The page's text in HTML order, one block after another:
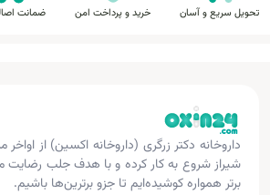
تحویل سریع و آسان خرید و پرداخت امن ضمانت
شیراز شروع به کار کرده و با هدف جلب رضایت
برتر همواره کوشیده‌ایم تا جزو برترین‌ها باشیم.